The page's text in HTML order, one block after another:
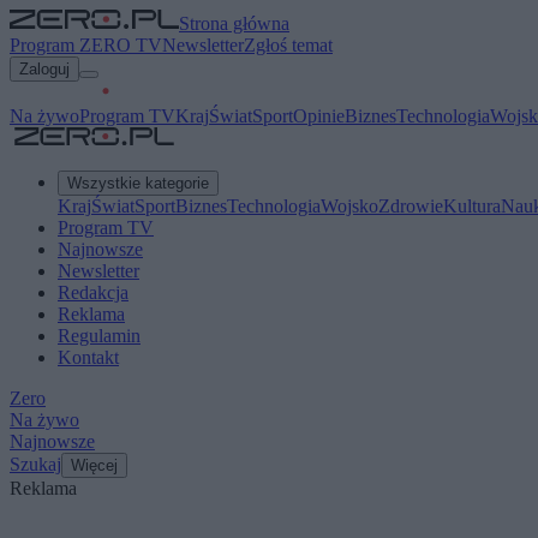
Strona główna
Program ZERO TVNewsletterZgłoś temat
Zaloguj
Na żywoProgram TVKrajŚwiatSportOpinieBiznesTechnologia
Wszystkie kategorie
KrajŚwiatSportBiznesTechnologiaWojskoZdrowieKultura
Program TV
Najnowsze
Newsletter
Redakcja
Reklama
Regulamin
Kontakt
Zero
Na żywo
Najnowsze
Szukaj Więcej
Reklama